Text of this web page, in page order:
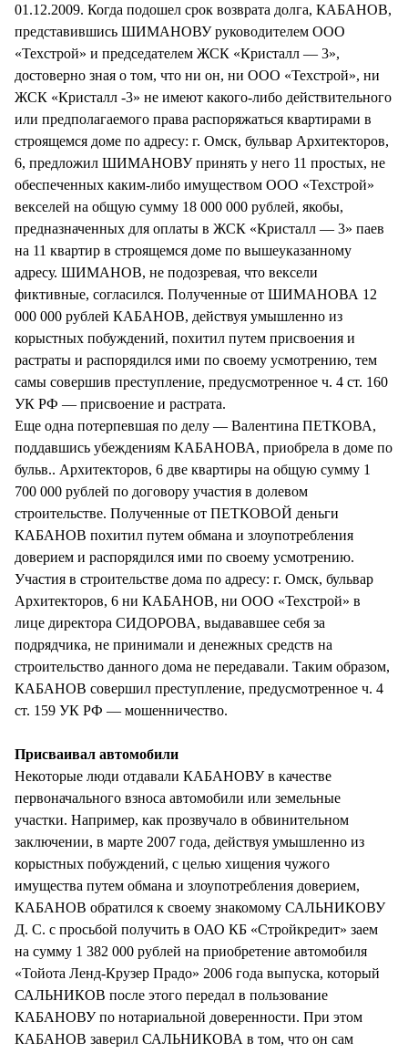
01.12.2009. Когда подошел срок возврата долга, КАБАНОВ,
представившись ШИМАНОВУ руководителем ООО
«Техстрой» и председателем ЖСК «Кристалл — 3»,
достоверно зная о том, что ни он, ни ООО «Техстрой», ни
ЖСК «Кристалл -3» не имеют какого-либо действительного
или предполагаемого права распоряжаться квартирами в
строящемся доме по адресу: г. Омск, бульвар Архитекторов,
6, предложил ШИМАНОВУ принять у него 11 простых, не
обеспеченных каким-либо имуществом ООО «Техстрой»
векселей на общую сумму 18 000 000 рублей, якобы,
предназначенных для оплаты в ЖСК «Кристалл — 3» паев
на 11 квартир в строящемся доме по вышеуказанному
адресу. ШИМАНОВ, не подозревая, что вексели
фиктивные, согласился. Полученные от ШИМАНОВА 12
000 000 рублей КАБАНОВ, действуя умышленно из
корыстных побуждений, похитил путем присвоения и
растраты и распорядился ими по своему усмотрению, тем
самы совершив преступление, предусмотренное ч. 4 ст. 160
УК РФ — присвоение и растрата.
Еще одна потерпевшая по делу — Валентина ПЕТКОВА,
поддавшись убеждениям КАБАНОВА, приобрела в доме по
бульв.. Архитекторов, 6 две квартиры на общую сумму 1
700 000 рублей по договору участия в долевом
строительстве. Полученные от ПЕТКОВОЙ деньги
КАБАНОВ похитил путем обмана и злоупотребления
доверием и распорядился ими по своему усмотрению.
Участия в строительстве дома по адресу: г. Омск, бульвар
Архитекторов, 6 ни КАБАНОВ, ни ООО «Техстрой» в
лице директора СИДОРОВА, выдававшее себя за
подрядчика, не принимали и денежных средств на
строительство данного дома не передавали. Таким образом,
КАБАНОВ совершил преступление, предусмотренное ч. 4
ст. 159 УК РФ — мошенничество.
Присваивал автомобили
Некоторые люди отдавали КАБАНОВУ в качестве
первоначального взноса автомобили или земельные
участки. Например, как прозвучало в обвинительном
заключении, в марте 2007 года, действуя умышленно из
корыстных побуждений, с целью хищения чужого
имущества путем обмана и злоупотребления доверием,
КАБАНОВ обратился к своему знакомому САЛЬНИКОВУ
Д. С. с просьбой получить в ОАО КБ «Стройкредит» заем
на сумму 1 382 000 рублей на приобретение автомобиля
«Тойота Ленд-Крузер Прадо» 2006 года выпуска, который
САЛЬНИКОВ после этого передал в пользование
КАБАНОВУ по нотариальной доверенности. При этом
КАБАНОВ заверил САЛЬНИКОВА в том, что он сам